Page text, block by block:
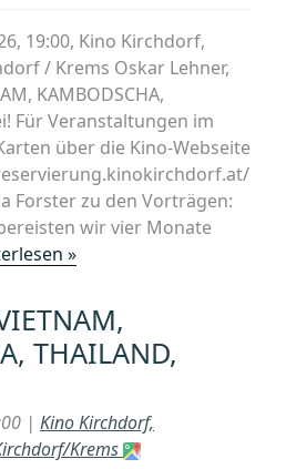
19:00, Kino Kirchdorf,
/ Krems Oskar Lehner,
KAMBODSCHA,
Für Veranstaltungen im
über die Kino-Webseite
Forster zu den Vorträgen:
wir vier Monate
»„Reisevortrag
KAMBODSCHA,
THAILAND,
25.02.2026“
THAILAND,
| Kino Kirchdorf,
Krems